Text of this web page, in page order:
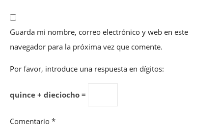
Guarda mi nombre, correo electrónico y web en este
navegador para la próxima vez que comente.
Por favor, introduce una respuesta en dígitos:
quince + dieciocho =
Comentario *